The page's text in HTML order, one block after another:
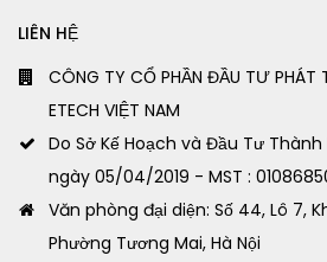
LIÊN HỆ
CÔNG TY CỔ PHẦN ĐẦU TƯ PHÁT
ETECH VIỆT NAM
Do Sở Kế Hoạch và Đầu Tư Thành
ngày 05/04/2019 - MST :
Văn phòng đại diện: Số 44, Lô 7,
Phường Tương Mai, Hà Nội